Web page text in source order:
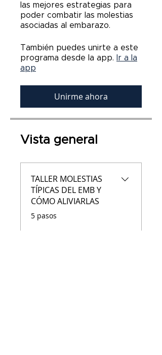
las mejores estrategias para
poder combatir las molestias
También puedes unirte a este
programa desde la app.
Ir a la
app
Unirme ahora
Vista general
TALLER MOLESTIAS
TÍPICAS DEL EMB Y
CÓMO ALIVIARLAS
.5 pasos